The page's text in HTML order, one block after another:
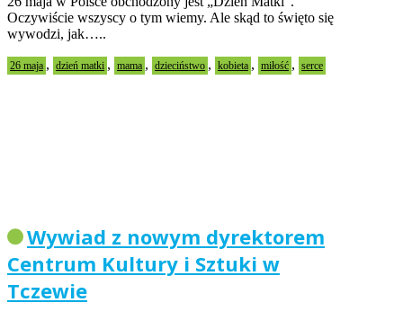
Oczywiście wszyscy o tym wiemy. Ale skąd to święto się
wywodzi, jak…..
26 maja , dzień matki , mama , dzieciństwo , kobieta , miłość , serce
Wywiad z nowym dyrektorem
Centrum Kultury i Sztuki w
Tczewie